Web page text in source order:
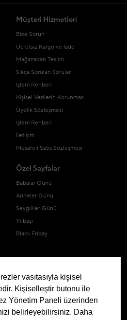
Müşteri Hizmetleri
Bize Sorun
Ücretsiz Kargo ve İade
Mağazadan Teslim
Sıkça Sorulan Sorular
İşlem Rehberi
Kişisel Verilerin Korunması
Üyelik Sözleşmesi
İşlem Rehberi
İletişim
Mesafeli Satış Sözleşmesi
Özel Sayfalar
Babalar Günü
Anneler Günü
Sevgililer Günü
Yılbaşı
Black Friday
vasıtasıyla kişisel
Kişiselleştir butonu ile
Yönetim Paneli üzerinden
belirleyebilirsiniz. Daha